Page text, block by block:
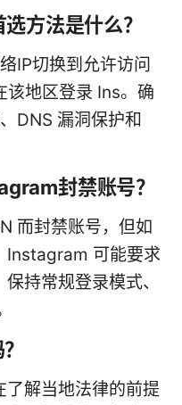
方法是什么？
IP切换到允许访问
地区登录 Ins。确
DNS 漏洞保护和
封禁账号？
而封禁账号，但如
Instagram 可能要求
持常规登录模式、
了解当地法律的前提